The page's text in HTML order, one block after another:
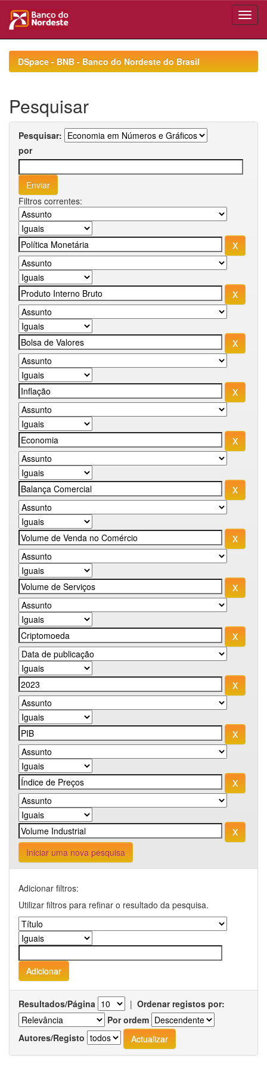
navigationDSpace - BNB - Banco do Nordeste do Brasil
Pesquisar
Pesquisar:
por
Filtros correntes:
Iniciar uma nova pesquisa
Adicionar filtros:
Utilizar filtros para refinar o resultado da pesquisa.
Resultados/Página | Ordenar registos por:
Por ordem
Autores/Registo